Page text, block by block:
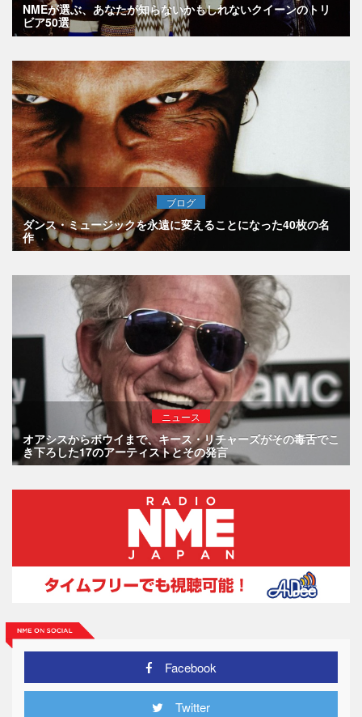
NMEが選ぶ、あなたが知らないかもしれないクイーンのトリ
ビア50選
ブログ
ダンス・ミュージックを永遠に変えることになった40枚の名
作
ニュース
オアシスからボウイまで、キース・リチャーズがその毒舌でこ
き下ろした17のアーティストとその発言
Facebook
Twitter